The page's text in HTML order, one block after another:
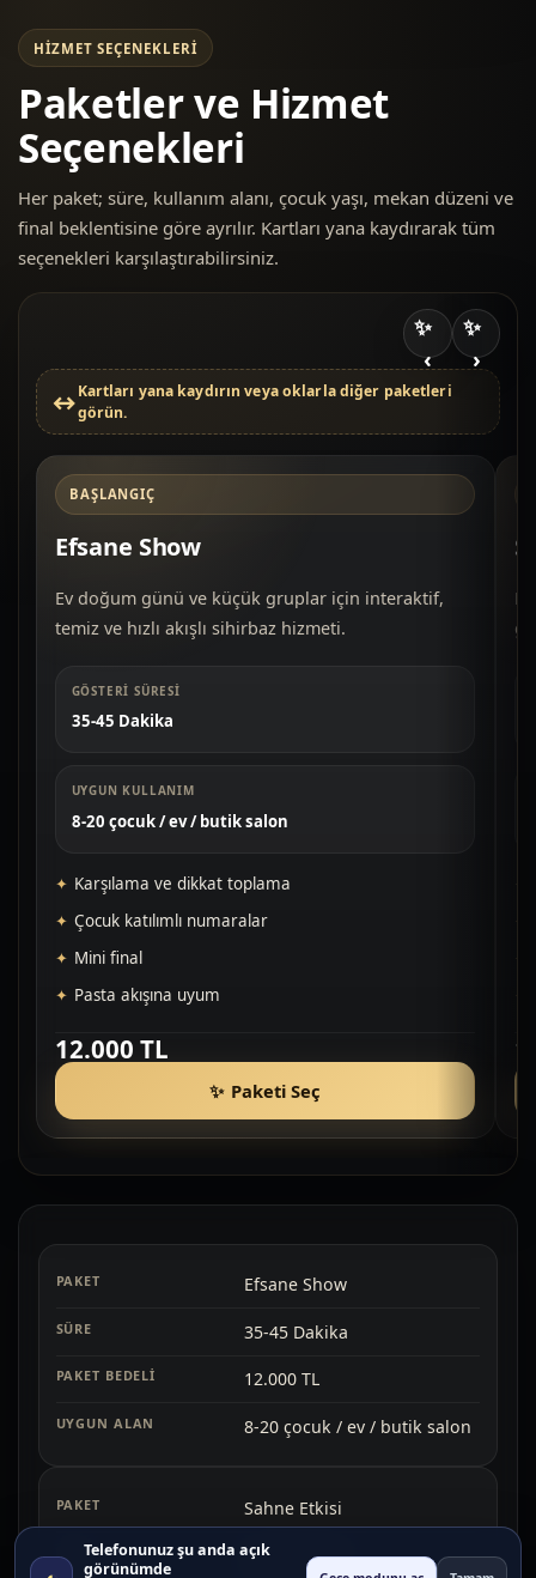
HIZMET SEÇENEKLERI
Paketler ve Hizmet
Seçenekleri
Her paket; süre, kullanım alanı, çocuk yaşı, mekan düzeni ve
final beklentisine göre ayrılır. Kartları yana kaydırarak tüm
seçenekleri karşılaştırabilirsiniz.
‹ ›
Kartları yana kaydırın veya oklarla diğer paketleri
görün.
BAŞLANGIÇ
Efsane Show
Ev doğum günü ve küçük gruplar için interaktif,
temiz ve hızlı akışlı sihirbaz hizmeti.
GÖSTERI SÜRESI
35-45 Dakika
UYGUN KULLANIM
8-20 çocuk / ev / butik salon
Karşılama ve dikkat toplama
Çocuk katılımlı numaralar
Mini final
Pasta akışına uyum
12.000 TL
Paketi Seç
Efsane Show
35-45 Dakika
12.000 TL
8-20 çocuk / ev / butik salon
Sahne Etkisi
45-60 Dakika
Telefonunuz şu anda açık
görünümde